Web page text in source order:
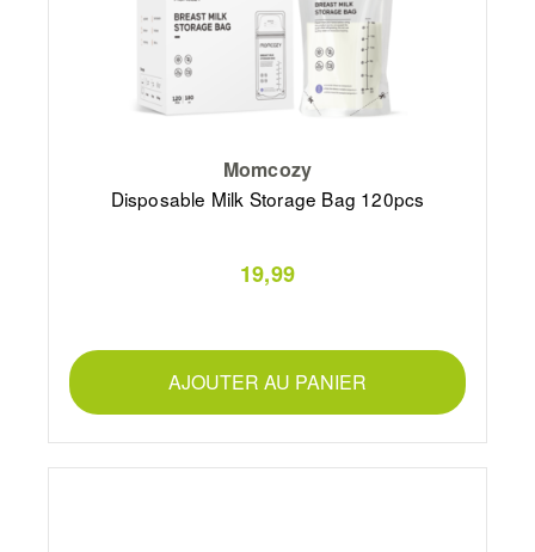
Momcozy
Disposable Milk Storage Bag 120pcs
19,99
AJOUTER AU PANIER